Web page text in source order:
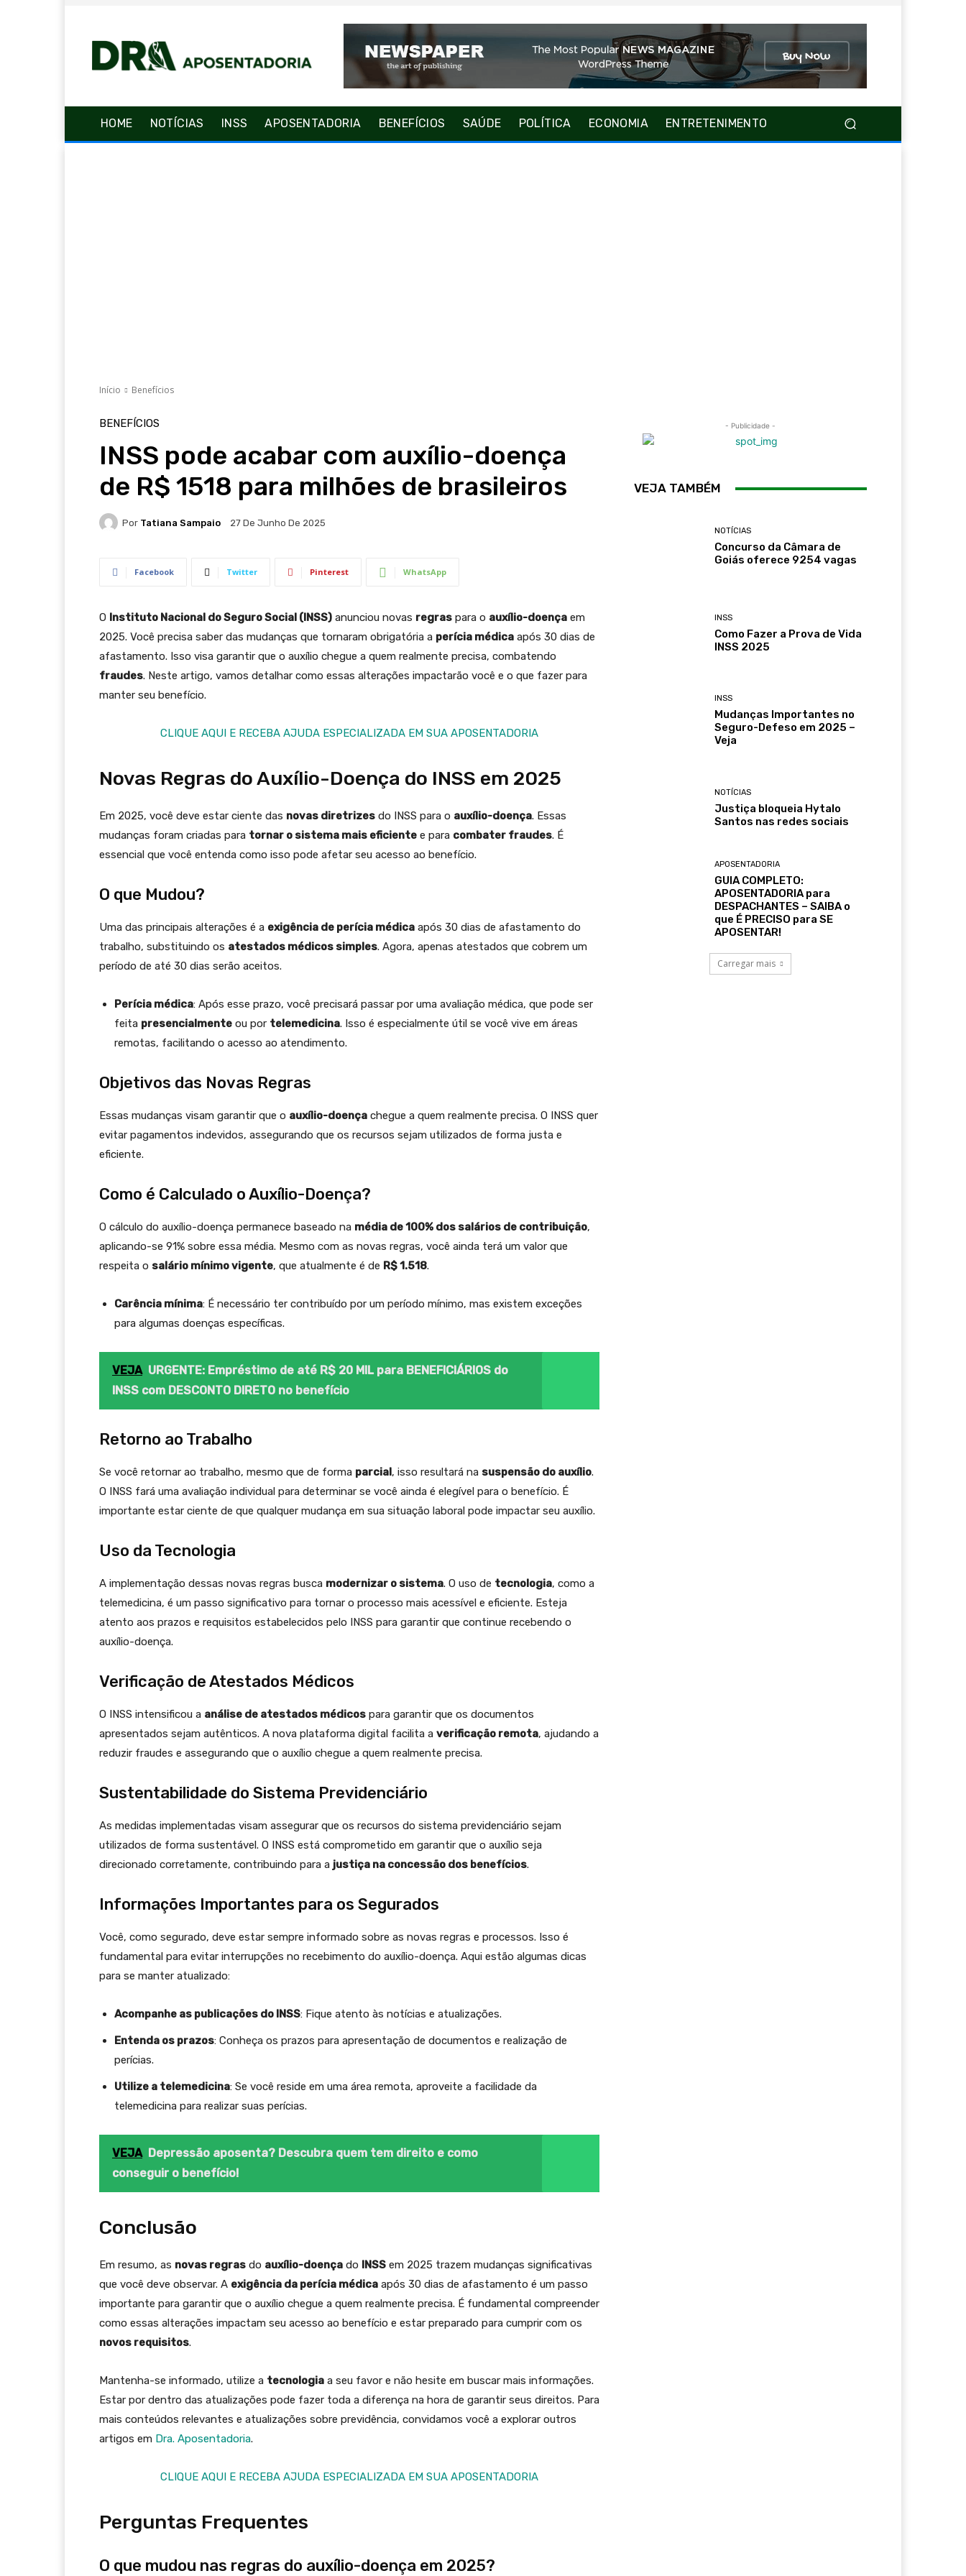
HOME NOTÍCIAS INSS APOSENTADORIA BENEFÍCIOS SAÚDE POLÍTICA ECONOMIA ENTRETENIMENTO
Início Benefícios
BENEFÍCIOS
INSS pode acabar com auxílio-doença
de R$ 1518 para milhões de brasileiros
Por Tatiana Sampaio 27 De Junho De 2025
Facebook Twitter Pinterest WhatsApp
O Instituto Nacional do Seguro Social (INSS) anunciou novas regras para o auxílio-doença em
2025. Você precisa saber das mudanças que tornaram obrigatória a perícia médica após 30 dias de
afastamento. Isso visa garantir que o auxílio chegue a quem realmente precisa, combatendo
fraudes. Neste artigo, vamos detalhar como essas alterações impactarão você e o que fazer para
manter seu benefício.
CLIQUE AQUI E RECEBA AJUDA ESPECIALIZADA EM SUA APOSENTADORIA
Novas Regras do Auxílio-Doença do INSS em 2025
Em 2025, você deve estar ciente das novas diretrizes do INSS para o auxílio-doença. Essas
mudanças foram criadas para tornar o sistema mais eficiente e para combater fraudes. É
essencial que você entenda como isso pode afetar seu acesso ao benefício.
O que Mudou?
Uma das principais alterações é a exigência de perícia médica após 30 dias de afastamento do
trabalho, substituindo os atestados médicos simples. Agora, apenas atestados que cobrem um
período de até 30 dias serão aceitos.
Perícia médica: Após esse prazo, você precisará passar por uma avaliação médica, que pode ser
feita presencialmente ou por telemedicina. Isso é especialmente útil se você vive em áreas
remotas, facilitando o acesso ao atendimento.
Objetivos das Novas Regras
Essas mudanças visam garantir que o auxílio-doença chegue a quem realmente precisa. O INSS quer
evitar pagamentos indevidos, assegurando que os recursos sejam utilizados de forma justa e
eficiente.
Como é Calculado o Auxílio-Doença?
O cálculo do auxílio-doença permanece baseado na média de 100% dos salários de contribuição,
aplicando-se 91% sobre essa média. Mesmo com as novas regras, você ainda terá um valor que
respeita o salário mínimo vigente, que atualmente é de R$ 1.518.
Carência mínima: É necessário ter contribuído por um período mínimo, mas existem exceções
para algumas doenças específicas.
VEJA URGENTE: Empréstimo de até R$ 20 MIL para BENEFICIÁRIOS do
INSS com DESCONTO DIRETO no benefício
Retorno ao Trabalho
Se você retornar ao trabalho, mesmo que de forma parcial, isso resultará na suspensão do auxílio.
O INSS fará uma avaliação individual para determinar se você ainda é elegível para o benefício. É
importante estar ciente de que qualquer mudança em sua situação laboral pode impactar seu auxílio.
Uso da Tecnologia
A implementação dessas novas regras busca modernizar o sistema. O uso de tecnologia, como a
telemedicina, é um passo significativo para tornar o processo mais acessível e eficiente. Esteja
atento aos prazos e requisitos estabelecidos pelo INSS para garantir que continue recebendo o
auxílio-doença.
Verificação de Atestados Médicos
O INSS intensificou a análise de atestados médicos para garantir que os documentos
apresentados sejam autênticos. A nova plataforma digital facilita a verificação remota, ajudando a
reduzir fraudes e assegurando que o auxílio chegue a quem realmente precisa.
Sustentabilidade do Sistema Previdenciário
As medidas implementadas visam assegurar que os recursos do sistema previdenciário sejam
utilizados de forma sustentável. O INSS está comprometido em garantir que o auxílio seja
direcionado corretamente, contribuindo para a justiça na concessão dos benefícios.
Informações Importantes para os Segurados
Você, como segurado, deve estar sempre informado sobre as novas regras e processos. Isso é
fundamental para evitar interrupções no recebimento do auxílio-doença. Aqui estão algumas dicas
para se manter atualizado:
Acompanhe as publicações do INSS: Fique atento às notícias e atualizações.
Entenda os prazos: Conheça os prazos para apresentação de documentos e realização de
perícias.
Utilize a telemedicina: Se você reside em uma área remota, aproveite a facilidade da
telemedicina para realizar suas perícias.
VEJA Depressão aposenta? Descubra quem tem direito e como
conseguir o benefício!
Conclusão
Em resumo, as novas regras do auxílio-doença do INSS em 2025 trazem mudanças significativas
que você deve observar. A exigência da perícia médica após 30 dias de afastamento é um passo
importante para garantir que o auxílio chegue a quem realmente precisa. É fundamental compreender
como essas alterações impactam seu acesso ao benefício e estar preparado para cumprir com os
novos requisitos.
Mantenha-se informado, utilize a tecnologia a seu favor e não hesite em buscar mais informações.
Estar por dentro das atualizações pode fazer toda a diferença na hora de garantir seus direitos. Para
mais conteúdos relevantes e atualizações sobre previdência, convidamos você a explorar outros
artigos em Dra. Aposentadoria.
CLIQUE AQUI E RECEBA AJUDA ESPECIALIZADA EM SUA APOSENTADORIA
Perguntas Frequentes
O que mudou nas regras do auxílio-doença em 2025?
- Publicidade -
VEJA TAMBÉM
NOTÍCIAS
Concurso da Câmara de
Goiás oferece 9254 vagas
INSS
Como Fazer a Prova de Vida
INSS 2025
INSS
Mudanças Importantes no
Seguro-Defeso em 2025 –
Veja
NOTÍCIAS
Justiça bloqueia Hytalo
Santos nas redes sociais
APOSENTADORIA
GUIA COMPLETO:
APOSENTADORIA para
DESPACHANTES – SAIBA o
que É PRECISO para SE
APOSENTAR!
Carregar mais